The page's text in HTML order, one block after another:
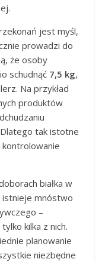
jest myśl,
prowadzi do
że osoby
schudnąć 7,5 kg,
Na przykład
produktów
tak istotne
białka w
istnieje mnóstwo
–
kilka z nich.
planowanie
niezbędne